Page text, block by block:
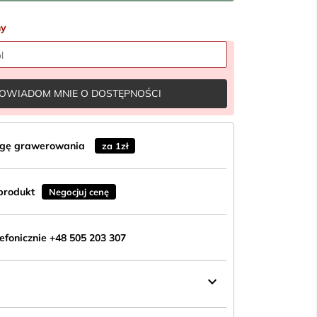
MNIE O DOSTĘPNOŚCI
grawerowania za 1zł
Negocjuj cenę
+48 505 203 307
keyboard_arrow_down